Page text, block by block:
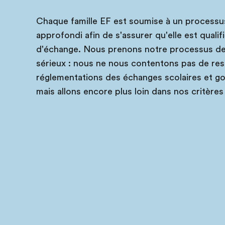
Chaque famille EF est soumise à un
approfondi afin de s'assurer qu'elle est
d'échange. Nous prenons notre processus
sérieux : nous ne nous contentons pas de
réglementations des échanges scolaires et
mais allons encore plus loin dans nos